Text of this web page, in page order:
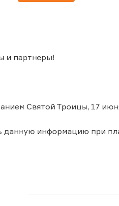
и партнеры!
Святой Троицы, 17
данную информацию при